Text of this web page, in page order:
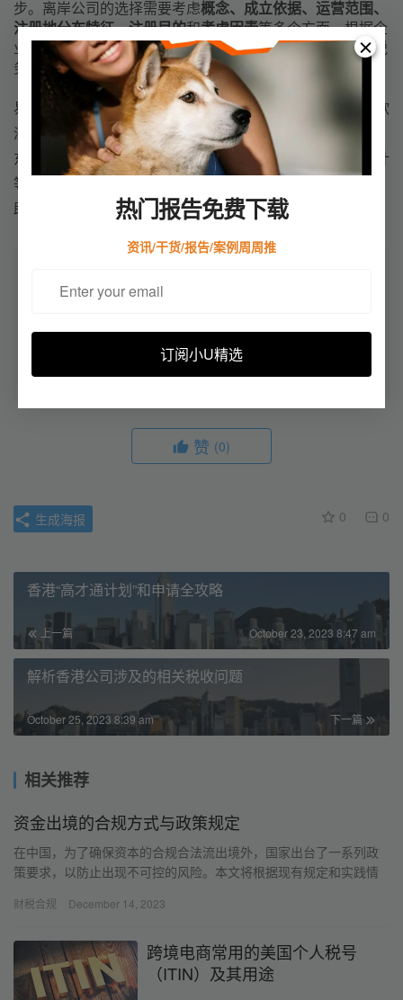
热门报告免费下载
资讯/干货/报告/案例周周推
订阅小U精选
步。离岸公司的选择需要考虑概念、成立依据、运营范围、
注册地分布特征、注册目的和考虑因素等多个方面。根据企
业的实际情况和需求，可以选择适合的离岸公司，以实现税
务优惠、资本灵活运作和国际化经营的目标。
易税通是华南地区著名的跨境财税服务机构，提供美国、欧
洲、日本、香港、新加坡、BVI、开曼，塞舌尔、百慕大，
东南亚等境外公司注册、海外税务咨询、海外本土税务设计
等境外财税解决方案，为跨境企业提供全球财税合规保障，
助力跨境实家出海，财税无忧。
https://u-
%bc%81%e4%b8%9a%e5%85%a8%e7%90%83%e4%b8%9a%e
5%8a%a1%e4%bc%98%e5%8c%96%e4%b8%8e%e7%a6%bb%
e5%b2%b8%e5%85%ac%e5%8f%b8%e8%80%83%e9%87%8f/
赞 (0)
0 0
生成海报
香港“高才通计划”和申请全攻略
上一篇 October 23, 2023 8:47 am
解析香港公司涉及的相关税收问题
下一篇
October 25, 2023 8:39 am
相关推荐
资金出境的合规方式与政策规定
在中国，为了确保资本的合规合法流出境外，国家出台了一系列政
策要求，以防止出现不可控的风险。本文将根据现有规定和实践情
财税合规 December 14, 2023
跨境电商常用的美国个人税号
（ITIN）及其用途